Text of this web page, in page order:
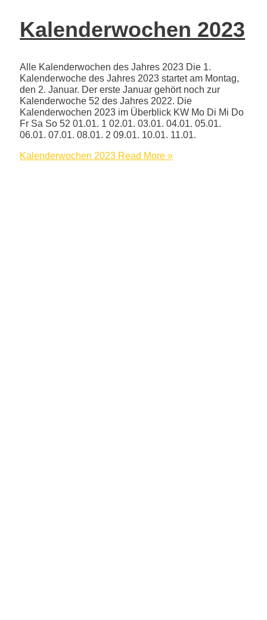
Kalenderwochen 2023
Alle Kalenderwochen des Jahres 2023 Die 1.
Kalenderwoche des Jahres 2023 startet am Montag,
den 2. Januar. Der erste Januar gehört noch zur
Kalenderwoche 52 des Jahres 2022. Die
Kalenderwochen 2023 im Überblick KW Mo Di Mi Do
Fr Sa So 52 01.01. 1 02.01. 03.01. 04.01. 05.01.
06.01. 07.01. 08.01. 2 09.01. 10.01. 11.01.
Kalenderwochen 2023 Read More »